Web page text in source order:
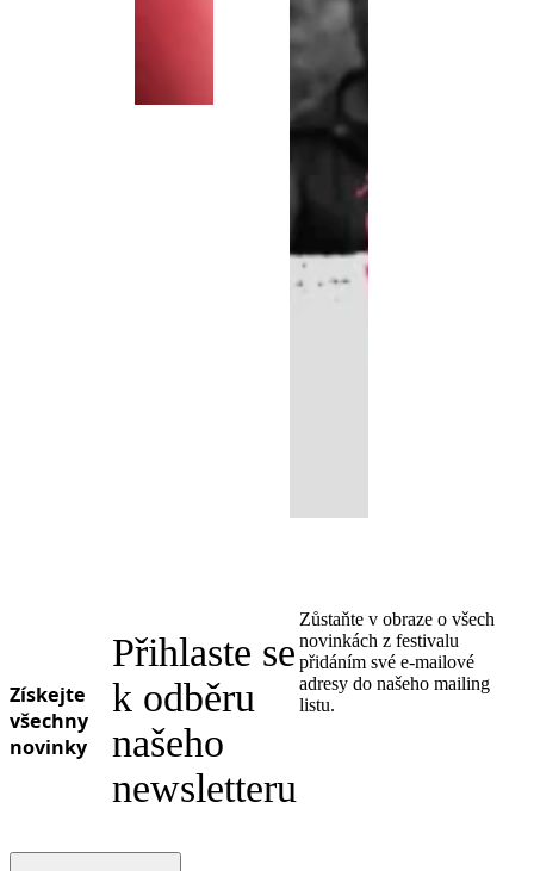
Získejte
všechny
novinky
Přihlaste se
k odběru
našeho
newsletteru
Zůstaňte v obraze o všech
novinkách z festivalu
přidáním své e-mailové
adresy do našeho mailing
listu.